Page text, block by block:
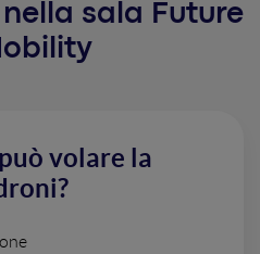
sala Future
volare la